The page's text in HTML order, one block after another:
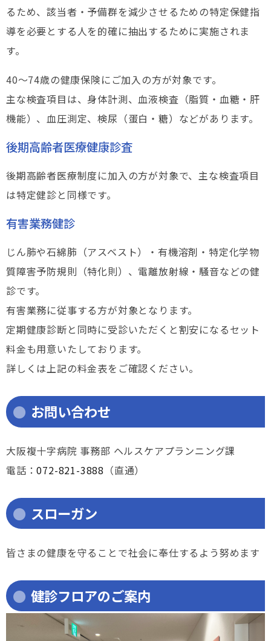
るため、該当者・予備群を減少させるための特定保健指
導を必要とする人を的確に抽出するために実施されま
す。
40～74歳の健康保険にご加入の方が対象です。
主な検査項目は、身体計測、血液検査（脂質・血糖・肝
機能）、血圧測定、検尿（蛋白・糖）などがあります。
後期高齢者医療健康診査
後期高齢者医療制度に加入の方が対象で、主な検査項目
は特定健診と同様です。
有害業務健診
じん肺や石綿肺（アスベスト）・有機溶剤・特定化学物
質障害予防規則（特化則）、電離放射線・騒音などの健
診です。
有害業務に従事する方が対象となります。
定期健康診断と同時に受診いただくと割安になるセット
料金も用意いたしております。
詳しくは上記の料金表をご確認ください。
お問い合わせ
大阪複十字病院 事務部 ヘルスケアプランニング課
電話：072-821-3888 （直通）
スローガン
皆さまの健康を守ることで社会に奉仕するよう努めます
健診フロアのご案内